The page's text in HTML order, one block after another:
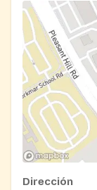
Dirección